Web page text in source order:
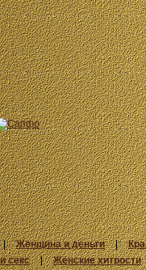
| Женщина и деньги |
секс |
Женские хитрости